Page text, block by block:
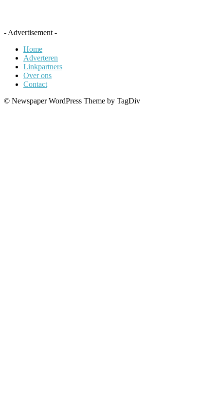
- Advertisement -
Home
Adverteren
Linkpartners
Over ons
Contact
© Newspaper WordPress Theme by TagDiv